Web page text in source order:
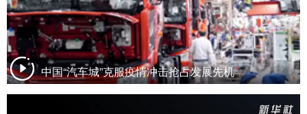
中国“汽车城”克服疫情冲击抢占发展先机